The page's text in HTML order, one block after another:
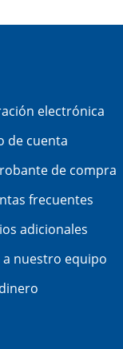
electrónica
de cuenta
de compra
frecuentes
adicionales
a nuestro equipo